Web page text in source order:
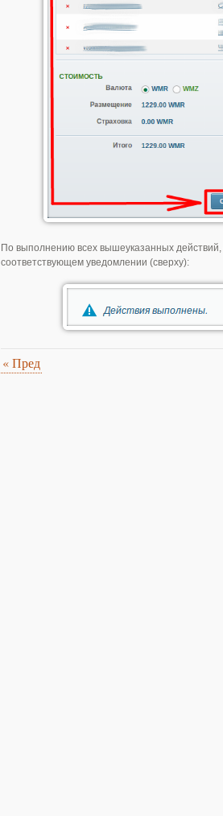
По выполнению всех вышеуказанных
соответствующем уведомлении (сверху):
«Пред